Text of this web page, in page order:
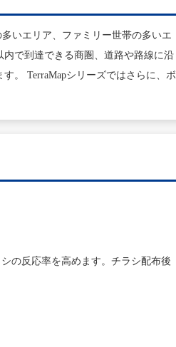
いエリア、ファミリー世帯の多いエ
で到達できる商圏、道路や路線に沿
。 TerraMapシリーズではさらに、ボ
の反応率を高めます。チラシ配布後